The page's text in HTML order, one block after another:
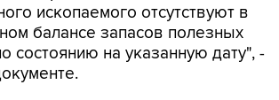
ископаемого отсутствуют в
балансе запасов полезных
состоянию на указанную дату", -